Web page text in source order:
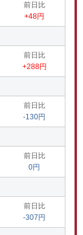
前日比
+48円
前日比
+288円
前日比
-130円
前日比
0円
前日比
-307円